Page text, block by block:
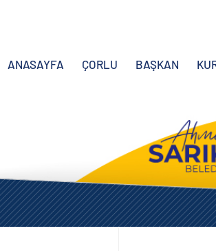
ANASAYFA ÇORLU BAŞKAN